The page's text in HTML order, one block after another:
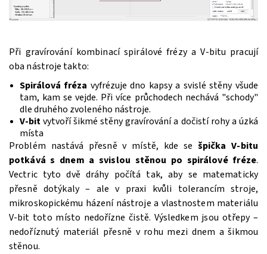
Při gravírování kombinací spirálové frézy a V-bitu pracují
oba nástroje takto:
Spirálová fréza vyfrézuje dno kapsy a svislé stěny všude
tam, kam se vejde. Při více průchodech nechává "schody"
dle druhého zvoleného nástroje.
V-bitvytvoří šikmé stěny gravírování a dočistí rohy a úzká
místa
Problém nastává přesně v místě, kde se špička V-bitu
potkává s dnem a svislou stěnou po spirálové fréze.
Vectric tyto dvě dráhy počítá tak, aby se matematicky
přesně dotýkaly – ale v praxi kvůli tolerancím stroje,
mikroskopickému házení nástroje a vlastnostem materiálu
V-bit toto místo nedořízne čistě. Výsledkem jsou otřepy –
nedoříznutý materiál přesně v rohu mezi dnem a šikmou
stěnou.